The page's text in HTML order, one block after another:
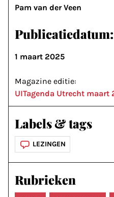
Pam van der Veen
Publicatiedatum:
1 maart 2025
Magazine editie:
UITagenda Utrecht maart
Labels & tags
LEZINGEN
Rubrieken